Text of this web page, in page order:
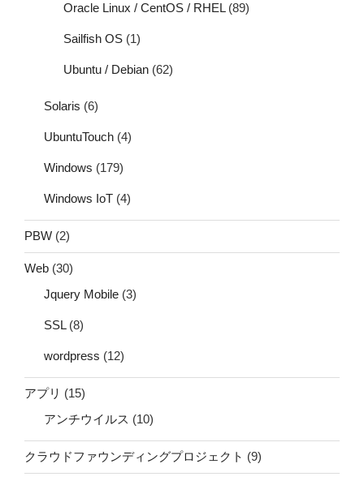
Oracle Linux / CentOS / RHEL(89)
Sailfish OS (1)
Ubuntu / Debian (62)
Solaris (6)
UbuntuTouch (4)
Windows (179)
Windows IoT (4)
PBW (2)
Web (30)
Jquery Mobile (3)
SSL(8)
wordpress (12)
アプリ (15)
アンチウイルス (10)
クラウドファウンディングプロジェクト (9)